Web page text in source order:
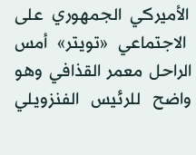
الأميركي الجمهوري على
«تويتر» أمس
معمر القذافي وهو
للرئيس الفنزويلي